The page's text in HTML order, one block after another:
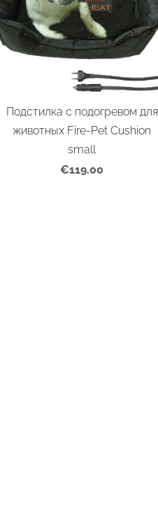
Подстилка с подогревом для
животных Fire-Pet Cushion
small
€119.00